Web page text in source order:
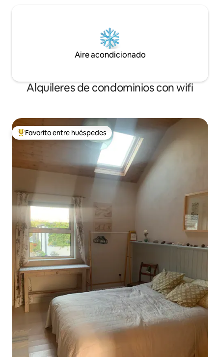
Aire acondicionado
Alquileres de condominios con wifi
De los mejores en Favorito entre huéspedes
Favorito entre huéspedes